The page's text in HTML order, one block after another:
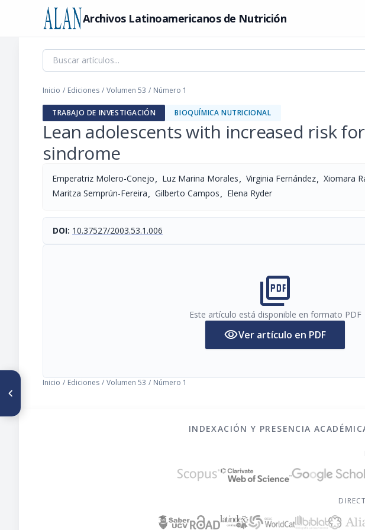
Archivos Latinoamericanos de Nutrición
Inicio / Ediciones / Volumen 53 / Número 1
TRABAJO DE INVESTIGACIÓN BIOQUÍMICA NUTRICIONAL
Lean adolescents with increased risk
sindrome
Emperatriz Molero-Conejo, Luz Marina Morales, Virginia Fernández, Xiomara
Maritza Semprún-Fereira, Gilberto Campos, Elena Ryder
DOI: 10.37527/2003.53.1.006
picture_as_pdf
Este artículo está disponible en formato PDF
visibilityVer artículo en PDF
Inicio / Ediciones / Volumen 53 / Número 1
ARTÍCULO ANTERIOR
INDEXACIÓN Y PRESENCIA